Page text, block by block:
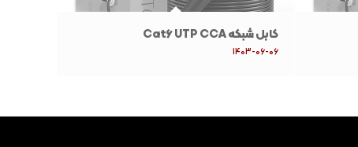
کابل شبکه Cat6 UTP CCA
1403-06-06